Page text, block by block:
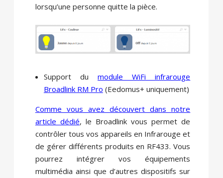
lorsqu’une personne quitte la pièce.
Support dumodule WiFi infrarouge
Broadlink RM Pro (Eedomus+ uniquement)
Comme vous avez découvert dans notre
article dédié, le Broadlink vous permet de
contrôler tous vos appareils en Infrarouge et
de gérer différents produits en RF433. Vous
pourrez intégrer vos équipements
multimédia ainsi que d’autres dispositifs sur